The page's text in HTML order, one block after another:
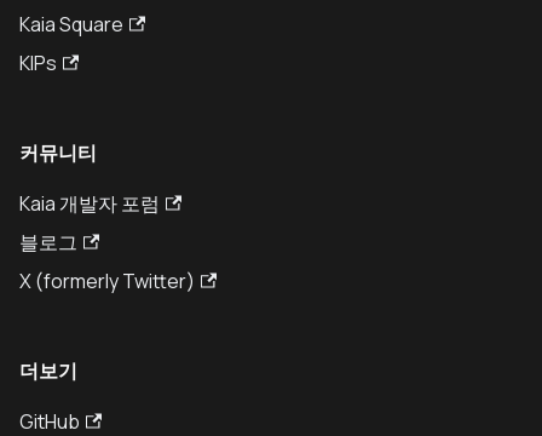
Kaia Square
KIPs
커뮤니티
Kaia 개발자 포럼
블로그
X (formerly Twitter)
더보기
GitHub